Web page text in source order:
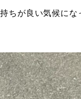
ちが良い気候にな